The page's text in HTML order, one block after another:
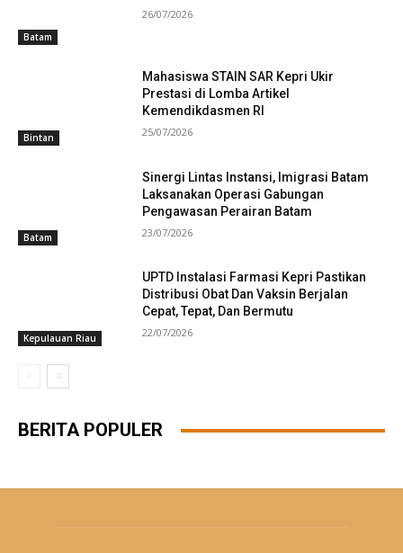
Batam
26/07/2026
Bintan
Mahasiswa STAIN SAR Kepri Ukir
Prestasi di Lomba Artikel
Kemendikdasmen RI
25/07/2026
Batam
Sinergi Lintas Instansi, Imigrasi Batam
Laksanakan Operasi Gabungan
Pengawasan Perairan Batam
23/07/2026
Kepulauan Riau
UPTD Instalasi Farmasi Kepri Pastikan
Distribusi Obat Dan Vaksin Berjalan
Cepat, Tepat, Dan Bermutu
22/07/2026
BERITA POPULER